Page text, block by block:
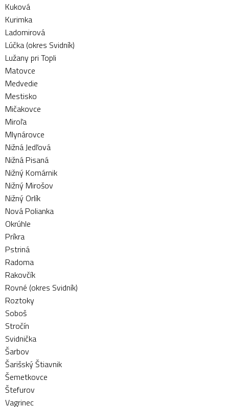
Kuková
Kurimka
Ladomirová
Lúčka (okres Svidník)
Lužany pri Topli
Matovce
Medvedie
Mestisko
Mičakovce
Miroľa
Mlynárovce
Nižná Jedľová
Nižná Pisaná
Nižný Komárnik
Nižný Mirošov
Nižný Orlík
Nová Polianka
Okrúhle
Príkra
Pstriná
Radoma
Rakovčík
Rovné (okres Svidník)
Roztoky
Soboš
Stročín
Svidnička
Šarbov
Šarišský Štiavnik
Šemetkovce
Štefurov
Vagrinec